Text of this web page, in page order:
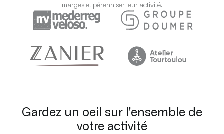
marges et pérenniser leur activité.
Gardez un oeil sur l'ensemble de
votre activité